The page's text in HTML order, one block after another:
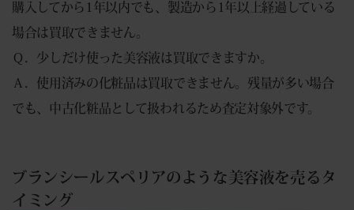
購入してから1年以内でも、製造から1年以上経過している
場合は買取できません。
Ｑ．少しだけ使った美容液は買取できますか。
Ａ．使用済みの化粧品は買取できません。残量が多い場合
でも、中古化粧品として扱われるため査定対象外です。
ブランシールスペリアのような美容液を売るタ
イミング